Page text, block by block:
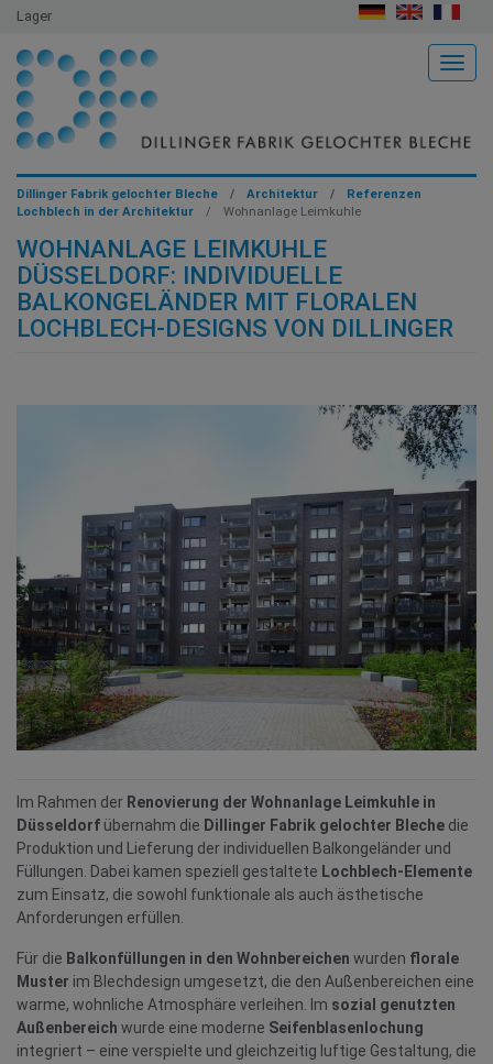
Lager
Dillinger Fabrik gelochter Bleche Architektur
Referenzen
Lochblech in der Architektur
Wohnanlage Leimkuhle
WOHNANLAGE LEIMKUHLE
DÜSSELDORF: INDIVIDUELLE
BALKONGELÄNDER MIT FLORALEN
LOCHBLECH-DESIGNS VON DILLINGER
Im Rahmen der Renovierung der Wohnanlage Leimkuhle in
Düsseldorf übernahm die Dillinger Fabrik gelochter Bleche die
Produktion und Lieferung der individuellen Balkongeländer und
Füllungen. Dabei kamen speziell gestaltete Lochblech-Elemente
zum Einsatz, die sowohl funktionale als auch ästhetische
Anforderungen erfüllen.
Für die Balkonfüllungen in den Wohnbereichen wurden florale
Muster im Blechdesign umgesetzt, die den Außenbereichen eine
warme, wohnliche Atmosphäre verleihen. Im sozial genutzten
Außenbereich wurde eine moderne Seifenblasenlochung
integriert – eine verspielte und gleichzeitig luftige Gestaltung, die